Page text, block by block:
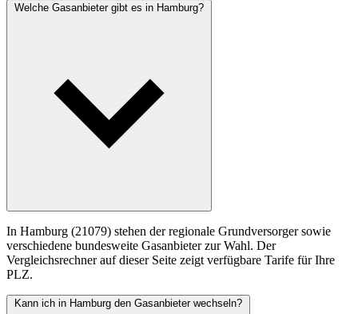
Welche Gasanbieter gibt es in Hamburg?
In Hamburg (21079) stehen der regionale Grundversorger sowie
verschiedene bundesweite Gasanbieter zur Wahl. Der
Vergleichsrechner auf dieser Seite zeigt verfügbare Tarife für Ihre
PLZ.
Kann ich in Hamburg den Gasanbieter wechseln?